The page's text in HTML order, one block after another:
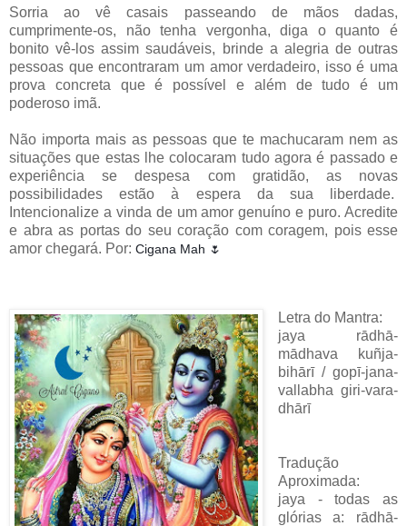
Sorria ao vê casais passeando de mãos dadas,
cumprimente-os, não tenha vergonha, diga o quanto é
bonito vê-los assim saudáveis, brinde a alegria de outras
pessoas que encontraram um amor verdadeiro, isso é uma
prova concreta que é possível e além de tudo é um
poderoso imã.
Não importa mais as pessoas que te machucaram nem as
situações que estas lhe colocaram tudo agora é passado e
experiência se despesa com gratidão, as novas
possibilidades estão à espera da sua liberdade.
Intencionalize a vinda de um amor genuíno e puro. Acredite
e abra as portas do seu coração com coragem, pois esse
amor chegará. Por: Cigana Mah 🌷
Letra do Mantra:
jaya rādhā-
mādhava kuñja-
bihārī / gopī-jana-
vallabha giri-vara-
dhārī
Tradução
Aproximada:
jaya - todas as
glórias a: rādhā-